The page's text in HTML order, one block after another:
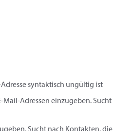
syntaktisch ungültig ist
Adressen einzugeben. Sucht